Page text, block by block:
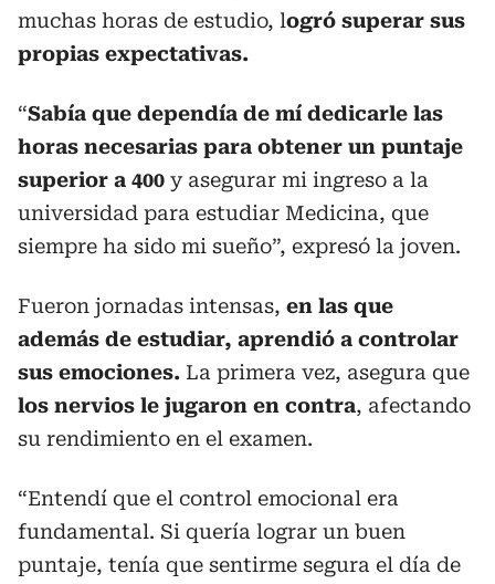
muchas horas de estudio, logró superar sus
propias expectativas.
“Sabía que dependía de mí dedicarle las
horas necesarias para obtener un puntaje
superior a 400 y asegurar mi ingreso a la
universidad para estudiar Medicina, que
siempre ha sido mi sueño”, expresó la joven.
Fueron jornadas intensas, en las que
además de estudiar, aprendió a controlar
sus emociones. La primera vez, asegura que
los nervios le jugaron en contra, afectando
su rendimiento en el examen.
“Entendí que el control emocional era
fundamental. Si quería lograr un buen
puntaje, tenía que sentirme segura el día de